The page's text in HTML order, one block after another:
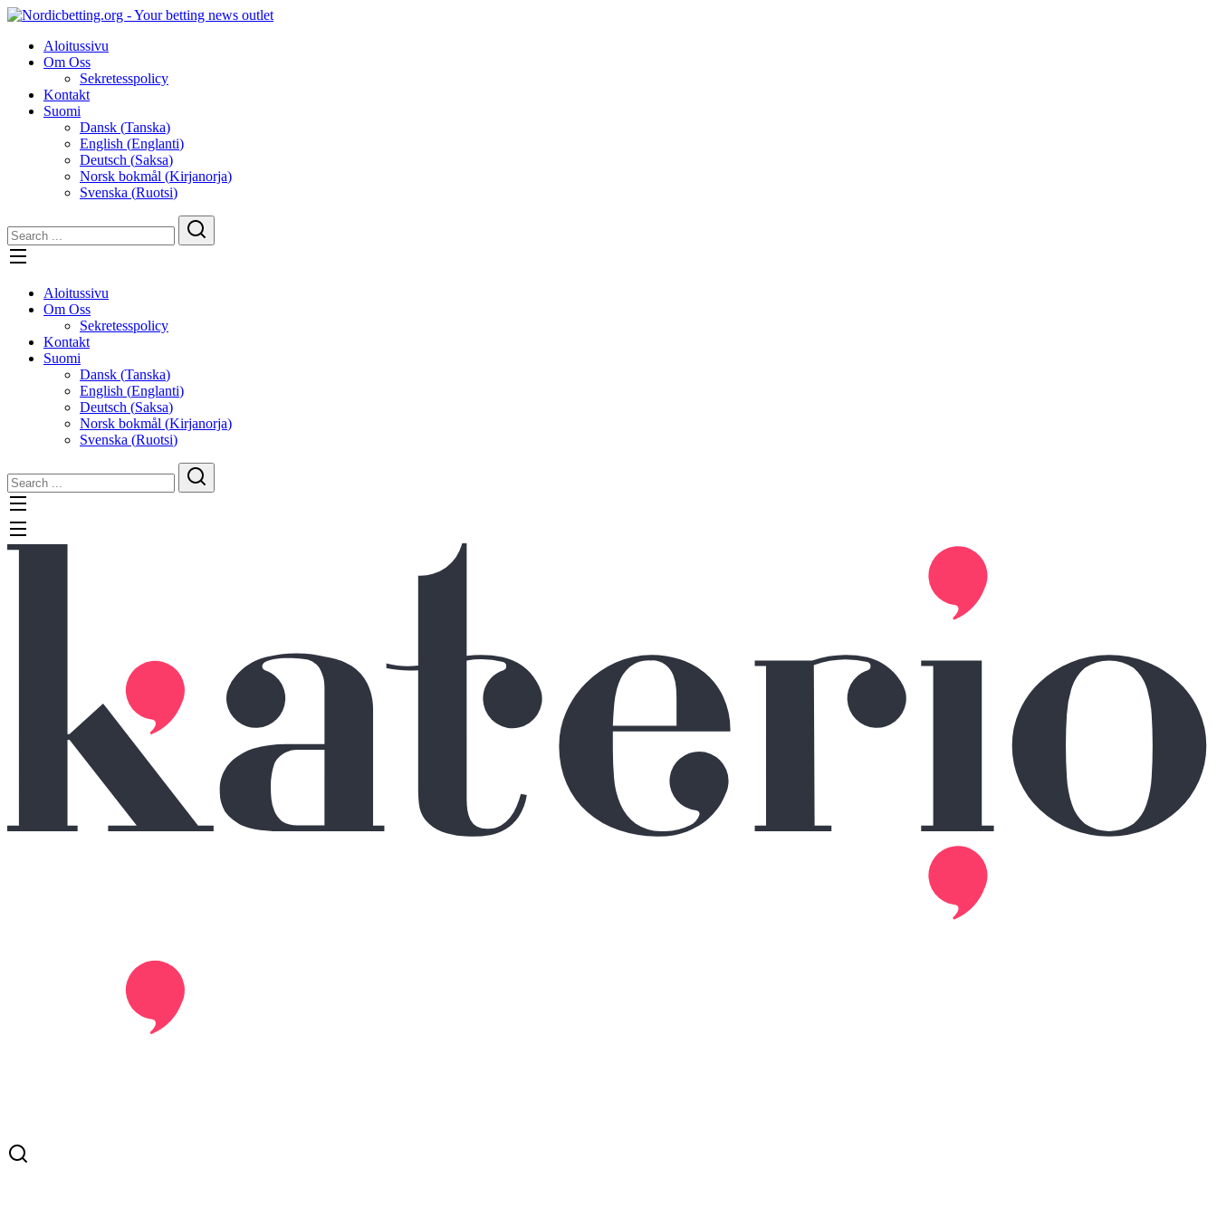
Skip
contentAloitussivu
Om Oss
Sekretesspolicy
Kontakt
Suomi
Dansk (Tanska)
English (Englanti)
Deutsch (Saksa)
Norsk bokmål (Kirjanorja)
Svenska (Ruotsi)
Aloitussivu
Om Oss
Sekretesspolicy
Kontakt
Suomi
Dansk (Tanska)
English (Englanti)
Deutsch (Saksa)
Norsk bokmål (Kirjanorja)
Svenska (Ruotsi)